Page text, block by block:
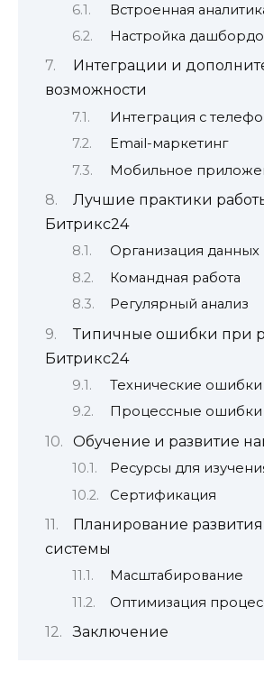
Встроенная
Настройка
Интеграции и
возможности
Интеграция с
Email-маркетинг
Мобильное
Лучшие практики
Битрикс24
Организация данных
Командная работа
Регулярный анализ
Типичные ошибки при
Битрикс24
Технические ошибки
Процессные ошибки
Обучение и развитие
Ресурсы для
Сертификация
Планирование развития
системы
Масштабирование
Оптимизация
Заключение